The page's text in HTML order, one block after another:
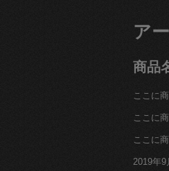
ア
商品
ここに
ここに
ここに
2019年9